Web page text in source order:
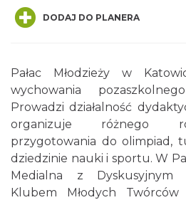
DODAJ DO PLANERA
Pałac Młodzieży w
wychowania
Prowadzi działalność
organizuje różnego
przygotowania do olimpiad,
dziedzinie nauki i sportu. W
Medialna z Dyskusyjnym
Klubem Młodych